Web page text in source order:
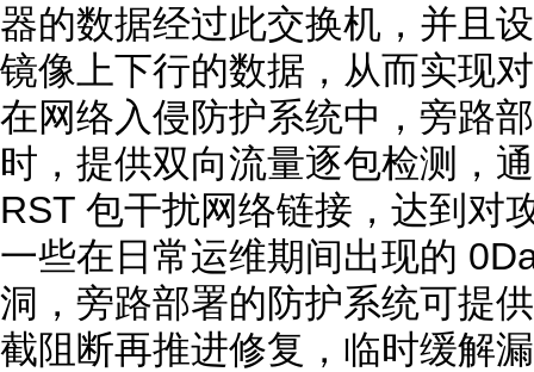
器的数据经过此交换机，并且
镜像上下行的数据，从而实现
在网络入侵防护系统中，旁路
时，提供双向流量逐包检测，
RST 包干扰网络链接，达到对
一些在日常运维期间出现的
洞，旁路部署的防护系统可提
截阻断再推进修复，临时缓解